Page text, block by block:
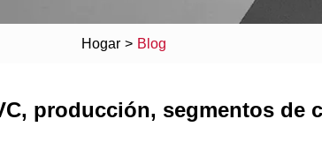
Hogar > Blog
producción, segmentos